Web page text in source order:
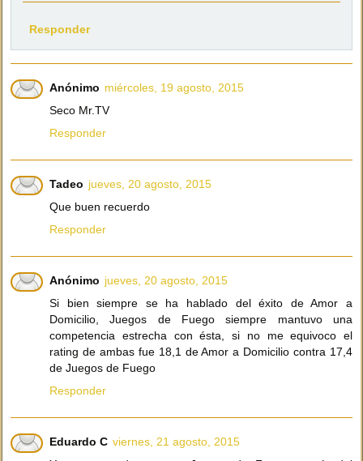
Responder
Anónimo miércoles, 19 agosto, 2015
Seco Mr.TV
Responder
Tadeo jueves, 20 agosto, 2015
Que buen recuerdo
Responder
Anónimo jueves, 20 agosto, 2015
Si bien siempre se ha hablado del éxito de Amor a
Domicilio, Juegos de Fuego siempre mantuvo una
competencia estrecha con ésta, si no me equivoco el
rating de ambas fue 18,1 de Amor a Domicilio contra 17,4
de Juegos de Fuego
Responder
Eduardo C viernes, 21 agosto, 2015